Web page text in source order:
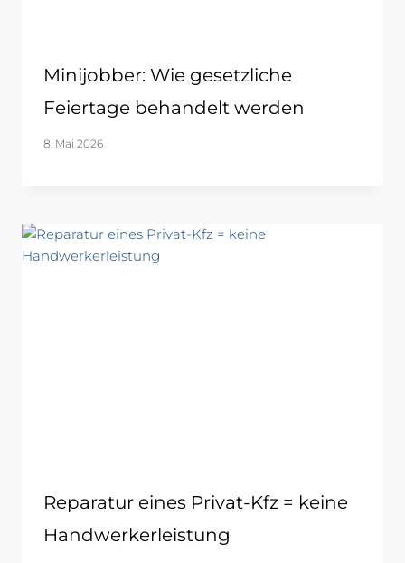
Minijobber: Wie gesetzliche
Feiertage behandelt werden
8. Mai 2026
Reparatur eines Privat-Kfz = keine
Handwerkerleistung